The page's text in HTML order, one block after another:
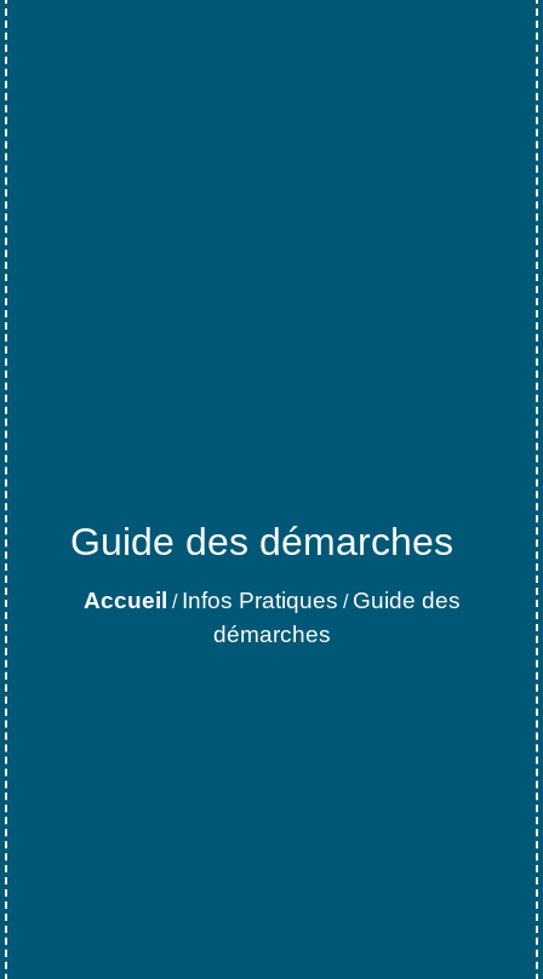
Guide des démarches
Accueil / Infos Pratiques / Guide des
démarches